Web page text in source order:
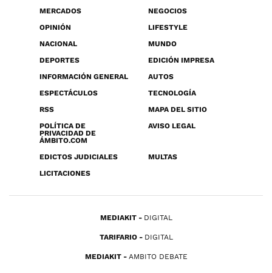
MERCADOS
NEGOCIOS
OPINIÓN
LIFESTYLE
NACIONAL
MUNDO
DEPORTES
EDICIÓN IMPRESA
INFORMACIÓN GENERAL
AUTOS
ESPECTÁCULOS
TECNOLOGÍA
RSS
MAPA DEL SITIO
POLÍTICA DE
PRIVACIDAD DE
ÁMBITO.COM
AVISO LEGAL
EDICTOS JUDICIALES
MULTAS
LICITACIONES
MEDIAKIT DIGITAL
TARIFARIO DIGITAL
MEDIAKIT AMBITO DEBATE